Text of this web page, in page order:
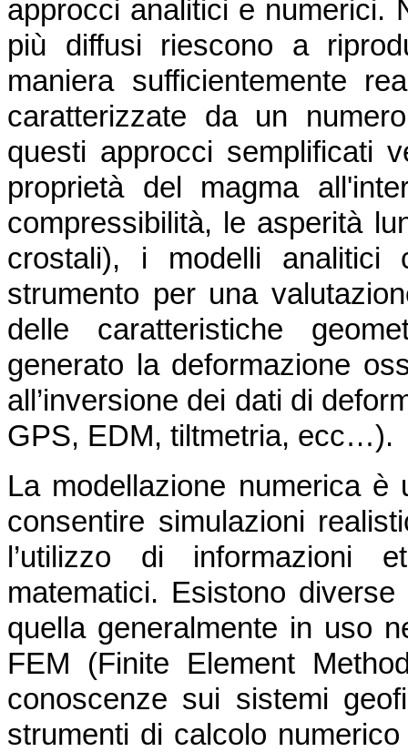
approcci analitici e numerici.
più diffusi riescono a
maniera sufficientemente
caratterizzate da un
questi approcci semplificati
proprietà del magma
compressibilità, le asperità
crostali), i modelli analitici
strumento per una
delle caratteristiche
generato la deformazione
all’inversione dei dati di
GPS, EDM, tiltmetria, ecc…).
La modellazione numerica
consentire simulazioni
l’utilizzo di informazioni
matematici. Esistono
quella generalmente in uso
FEM (Finite Element
conoscenze sui sistemi
strumenti di calcolo